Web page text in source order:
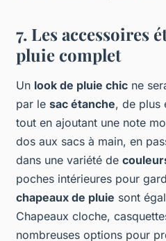
7. Les accessoires
pluie complet
Un look de pluie chic ne
par le sac étanche, de plus
tout en ajoutant une note
dos aux sacs à main, en
dans une variété de
poches intérieures pour
chapeaux de pluie sont
Chapeaux cloche,
nombreuses options pour